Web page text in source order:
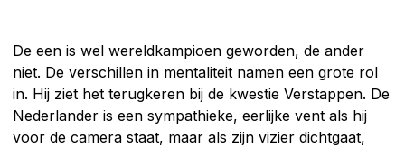
De een is wel wereldkampioen geworden, de ander
niet. De verschillen in mentaliteit namen een grote rol
in. Hij ziet het terugkeren bij de kwestie Verstappen. De
Nederlander is een sympathieke, eerlijke vent als hij
voor de camera staat, maar als zijn vizier dichtgaat,